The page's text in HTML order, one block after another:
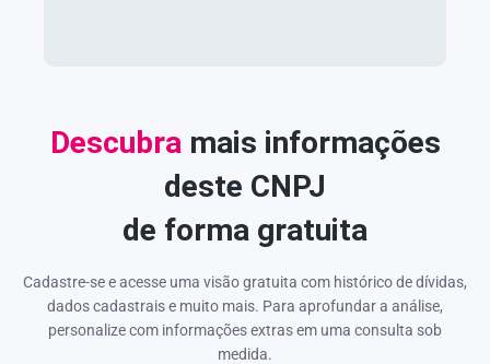
Descubramais informações
deste CNPJ
de forma gratuita
Cadastre-se e acesse uma visão gratuita com histórico de dívidas,
dados cadastrais e muito mais. Para aprofundar a análise,
personalize com informações extras em uma consulta sob
medida.